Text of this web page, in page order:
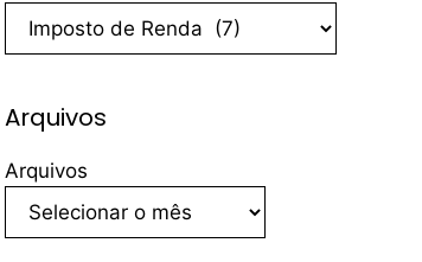
Arquivos
Arquivos